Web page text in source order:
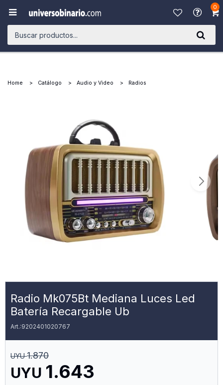
0

Home Catálogo Audio y Video Radios
Radio Mk075Bt Mediana Luces Led
Batería Recargable Ub
9202401020767
UYU 1.643
UYU 1.870